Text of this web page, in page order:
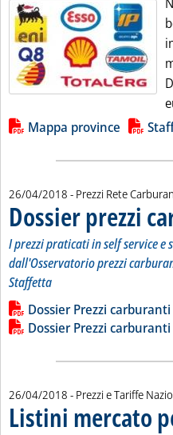
Lista allegati PDF
Mappa province
26/04/2018 - Prezzi Rete
Dossier prezzi
I prezzi praticati in self service
dall'Osservatorio prezzi
Staffetta
Leggi tutta la notizia:
Lista allegati PDF
Dossier Prezzi
Dossier Prezzi
26/04/2018 - Prezzi e Tariffe
Listini mercato